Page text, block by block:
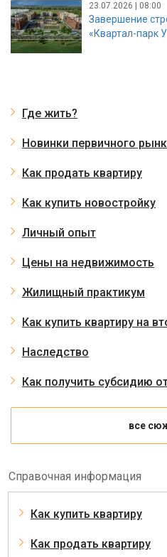
23.07.2026 | 08:00
Завершение
«Квартал-парк
Где жить?
Новинки первичного
Как продать квартиру
Как купить новостройку
Личный опыт
Цены на недвижимость
Жилищный практикум
Как купить квартиру на
Наследство
Как получить субсидию
все
Справочная информация
Как купить квартиру
Как продать квартиру